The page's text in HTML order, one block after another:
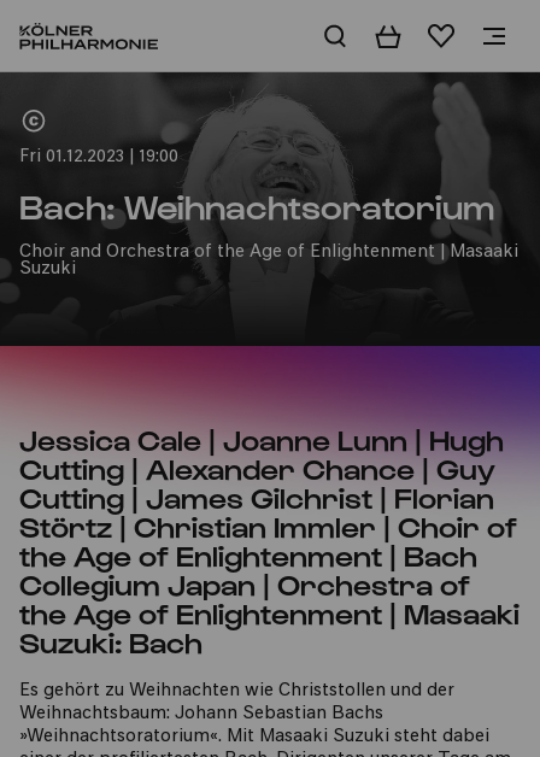
BasketWishlist
Fri 01.12.2023 | 19:00
Bach: Weihnachtsoratorium
Choir and Orchestra of the Age of Enlightenment | Masaaki
Suzuki
Jessica Cale | Joanne Lunn | Hugh
Cutting | Alexander Chance | Guy
Cutting | James Gilchrist | Florian
Störtz | Christian Immler | Choir of
the Age of Enlightenment | Bach
Collegium Japan | Orchestra of
the Age of Enlightenment | Masaaki
Suzuki: Bach
Es gehört zu Weihnachten wie Christstollen und der
Weihnachtsbaum: Johann Sebastian Bachs
»Weihnachtsoratorium«. Mit Masaaki Suzuki steht dabei